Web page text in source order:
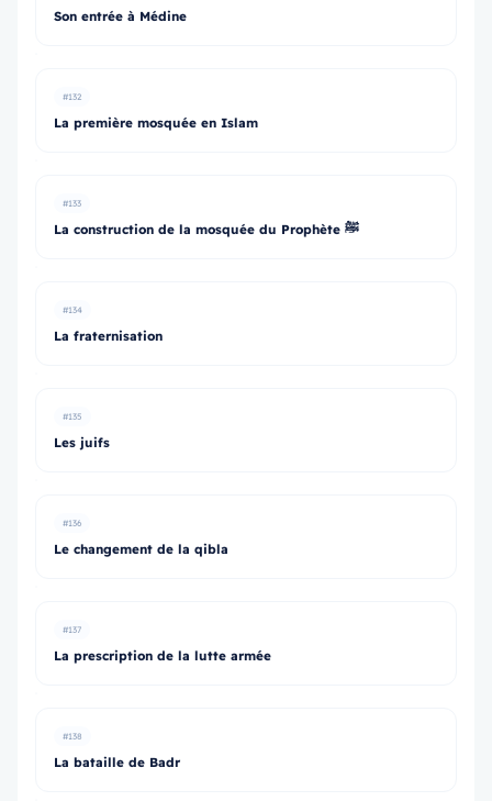
Son entrée à Médine
#132
La première mosquée en Islam
#133
La construction de la mosquée du Prophète ﷺ
#134
La fraternisation
#135
Les juifs
#136
Le changement de la qibla
#137
La prescription de la lutte armée
#138
La bataille de Badr